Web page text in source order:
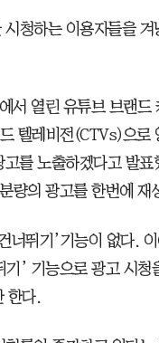
청하는 이용자들을 겨
서 열린 유튜브 브랜드
텔레비전(CTVs)으로
를 노출하겠다고 발
량의 광고를 한번에 재
너뛰기’기능이 없다.
’ 기능으로 광고 시청
한다.